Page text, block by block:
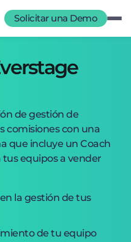
Solicitar una Demo
de gestión de
comisiones con una
que incluye un Coach
equipos a vender
la gestión de tus
de tu equipo